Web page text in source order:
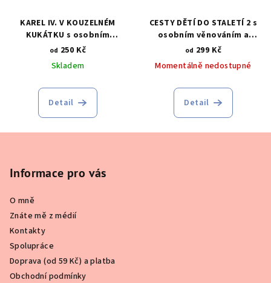
KAREL IV. V KOUZELNÉM
KUKÁTKU s osobním
věnováním a ilustrací "na
míru"
od 250 Kč
Skladem
Detail
CESTY DĚTÍ DO STALETÍ 2 s
osobním věnováním a
ilustrací na míru
od 299 Kč
Momentálně nedostupné
Detail
Informace pro vás
O mně
Znáte mě z médií
Kontakty
Spolupráce
Doprava (od 59 Kč) a platba
Obchodní podmínky